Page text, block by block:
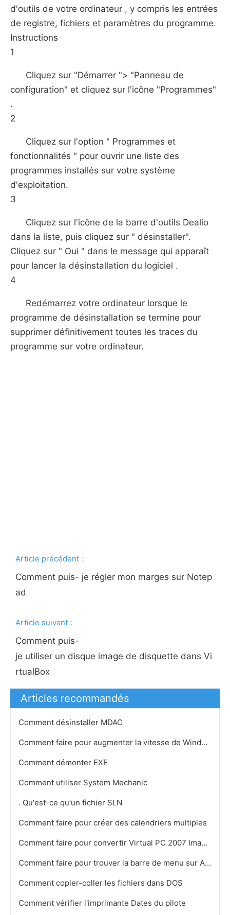
d'outils de votre ordinateur , y compris les entrées
de registre, fichiers et paramètres du programme.
Instructions
1
Cliquez sur "Démarrer "> "Panneau de
configuration" et cliquez sur l'icône "Programmes"
.
2
Cliquez sur l'option " Programmes et
fonctionnalités " pour ouvrir une liste des
programmes installés sur votre système
d'exploitation.
3
Cliquez sur l'icône de la barre d'outils Dealio
dans la liste, puis cliquez sur " désinstaller".
Cliquez sur " Oui " dans le message qui apparaît
pour lancer la désinstallation du logiciel .
4
Redémarrez votre ordinateur lorsque le
programme de désinstallation se termine pour
supprimer définitivement toutes les traces du
programme sur votre ordinateur.
Article précédent：
Comment puis- je régler mon marges sur Notep
ad
Article suivant：
Comment puis-
je utiliser un disque image de disquette dans Vi
rtualBox
Articles recommandés
Comment désinstaller MDAC
Comment faire pour augmenter la vitesse de Windows
Comment démonter EXE
Comment utiliser System Mechanic
. Qu'est-ce qu'un fichier SLN
Comment faire pour créer des calendriers multiples
Comment faire pour convertir Virtual PC 2007 Images
Comment faire pour trouver la barre de menu sur Adobe Reader
Comment copier-coller les fichiers dans DOS
Comment vérifier l'imprimante Dates du pilote